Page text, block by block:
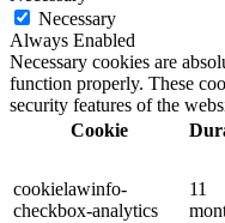
Necessary
Always Enabled
Necessary cookies are
function properly. These
security features of the
Cookie
cookielawinfo-
checkbox-analytics
11